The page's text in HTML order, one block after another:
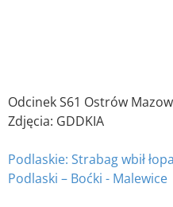
Odcinek S61 Ostrów
Zdjęcia: GDDKIA
Podlaskie: Strabag wbił
Podlaski – Boćki - Malewice